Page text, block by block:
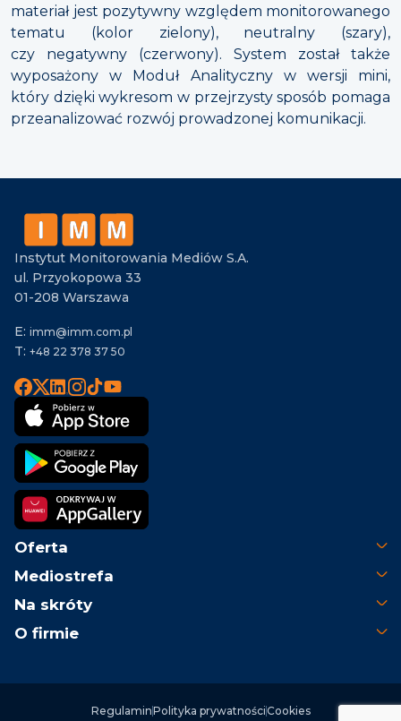
materiał jest pozytywny względem monitorowanego
tematu (kolor zielony), neutralny (szary),
czy negatywny (czerwony). System został także
wyposażony w Moduł Analityczny w wersji mini,
który dzięki wykresom w przejrzysty sposób pomaga
przeanalizować rozwój prowadzonej komunikacji.
Instytut Monitorowania Mediów S.A.
ul. Przyokopowa 33
01-208 Warszawa
E: imm@imm.com.pl
T: +48 22 378 37 50
Oferta
Mediostrefa
Na skróty
O firmie
RegulaminPolityka prywatnościCookies